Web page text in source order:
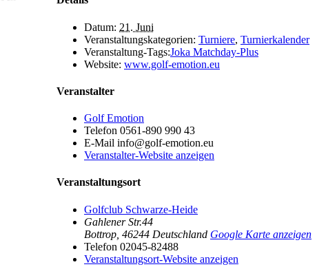
Datum: 21. Juni
Veranstaltungskategorien: Turniere, Turnierkalender
Veranstaltung-Tags:Joka Matchday-Plus
Website: www.golf-emotion.eu
Veranstalter
Golf Emotion
Telefon 0561-890 990 43
E-Mail info@golf-emotion.eu
Veranstalter-Website anzeigen
Veranstaltungsort
Golfclub Schwarze-Heide
Gahlener Str.44
Bottrop 46244 Deutschland Google Karte anzeigen
Telefon 02045-82488
Veranstaltungsort-Website anzeigen